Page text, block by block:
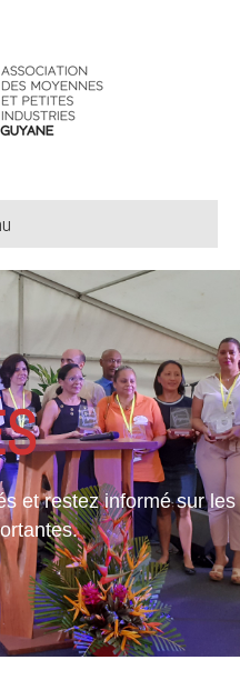
et restez informé sur les